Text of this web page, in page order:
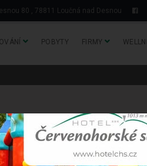
80 , 78811 Loučná nad Desnou
POBYTY FIRMY